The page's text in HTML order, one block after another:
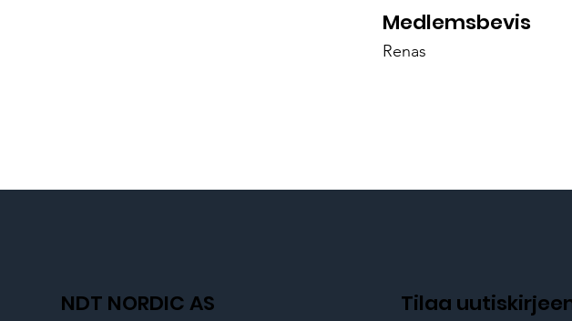
Medlemsbevis
Renas
NDT NORDIC AS Tilaa